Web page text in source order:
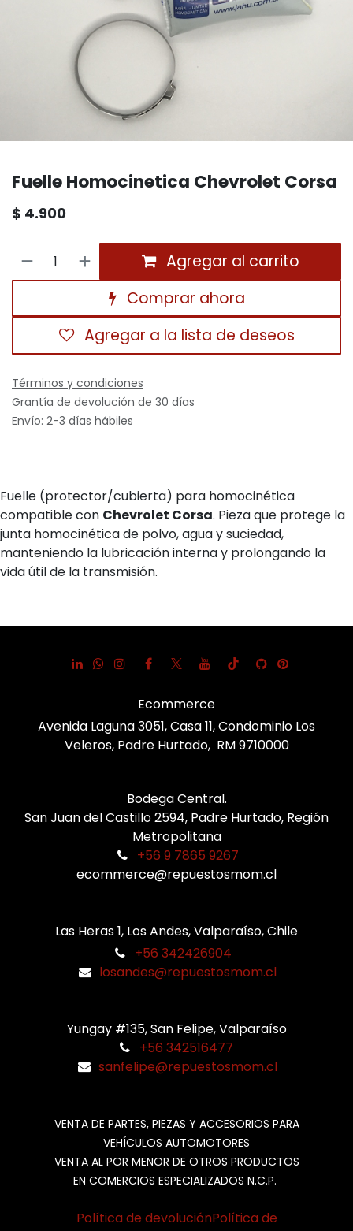
Fuelle Homocinetica Chevrolet Corsa
$ 4.900
Agregar al carrito
Comprar ahora
Agregar a la lista de deseos
Términos y condiciones
Grantía de devolución de 30 días
Envío: 2-3 días hábiles
Fuelle (protector/cubierta) para homocinética
compatible con Chevrolet Corsa. Pieza que protege la
junta homocinética de polvo, agua y suciedad,
manteniendo la lubricación interna y prolongando la
vida útil de la transmisión.
Ecommerce
Avenida Laguna 3051, Casa 11, Condominio Los
Veleros, Padre Hurtado, RM 9710000
Bodega Central.
San Juan del Castillo 2594, Padre Hurtado, Región
Metropolitana
+56 9 7865 9267
ecommerce@repuestosmom.cl
Las Heras 1, Los Andes, Valparaíso, Chile
+56 342426904
losandes@repuestosmom.cl
Yungay #135, San Felipe, Valparaíso
+56 342516477
sanfelipe@repuestosmom.cl
VENTA DE PARTES, PIEZAS Y ACCESORIOS PARA
VEHÍCULOS AUTOMOTORES
VENTA AL POR MENOR DE OTROS PRODUCTOS
EN COMERCIOS ESPECIALIZADOS N.C.P.
Política de devoluciónPolítica de